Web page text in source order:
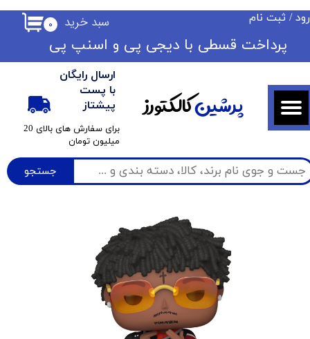
جستجو
ارسال رایگان
با پست
پیشتاز
​برای سفارش های بالای 20
میلیون تومان
۰ سبد خرید / ثبت نام
حساب کاربری من
تغییر گذر واژه
سفارشات
خروج از حساب کاربری
​​پرداخت قسطی با دیجی پی ​​​​​​​و اسنپ پی
پرشینکالکتورز